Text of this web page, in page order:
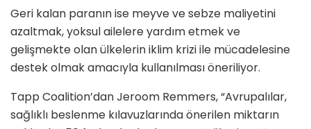
Geri kalan paranın ise meyve ve sebze maliyetini
azaltmak, yoksul ailelere yardım etmek ve
gelişmekte olan ülkelerin iklim krizi ile mücadelesine
destek olmak amacıyla kullanılması öneriliyor.
Tapp Coalition’dan Jeroom Remmers, “Avrupalılar,
sağlıklı beslenme kılavuzlarında önerilen miktarın